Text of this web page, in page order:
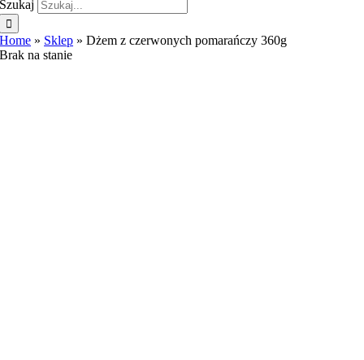
Szukaj
Home » Sklep »Dżem z czerwonych pomarańczy 360g
Brak na stanie